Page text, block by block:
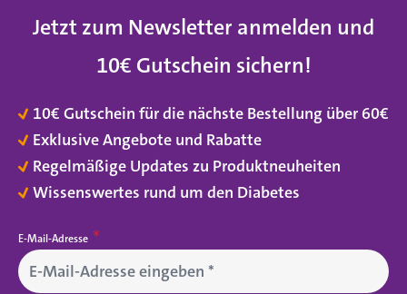
Jetzt zum Newsletter anmelden und
10€ Gutschein sichern!
10€ Gutschein für die nächste Bestellung über 60€
Exklusive Angebote und Rabatte
Regelmäßige Updates zu Produktneuheiten
Wissenswertes rund um den Diabetes
E-Mail-Adresse